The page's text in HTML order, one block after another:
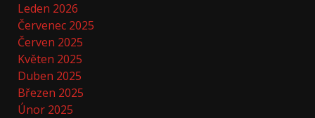
Leden 2026
Červenec 2025
Červen 2025
Květen 2025
Duben 2025
Březen 2025
Únor 2025